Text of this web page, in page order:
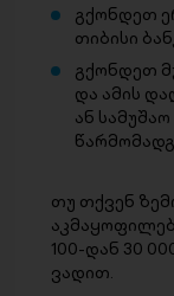
გქონდეთ
თიბისი
გქონდეთ
და ამის
ან
თუ თქვენ
100-დან 30
ვადით.